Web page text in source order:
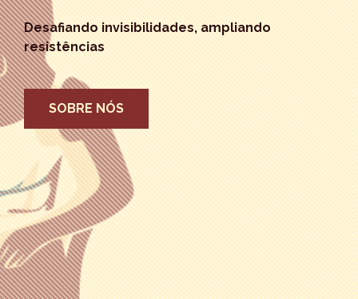
Desafiando invisibilidades, ampliando
resistências
SOBRE NÓS